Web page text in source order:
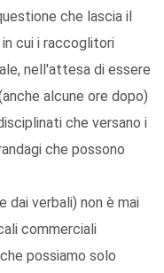
che lascia il
cui i raccoglitori
nell'attesa di essere
alcune ore dopo)
che versano i
che possono
dai verbali) non è mai
commerciali
possiamo solo